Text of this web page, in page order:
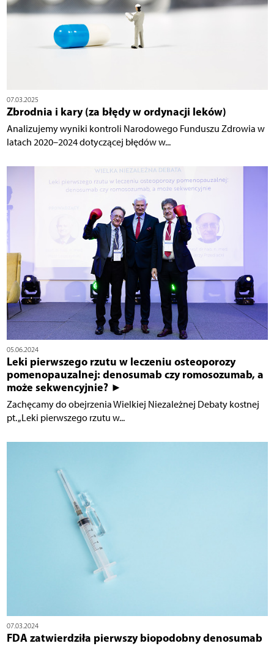
07.03.2025
Zbrodnia i kary (za błędy w ordynacji leków)
Analizujemy wyniki kontroli Narodowego Funduszu Zdrowia w
latach 2020–2024 dotyczącej błędów w...
05.06.2024
Leki pierwszego rzutu w leczeniu osteoporozy
pomenopauzalnej: denosumab czy romosozumab, a
może sekwencyjnie? ►
Zachęcamy do obejrzenia Wielkiej Niezależnej Debaty kostnej
pt. „Leki pierwszego rzutu w...
07.03.2024
FDA zatwierdziła pierwszy biopodobny denosumab